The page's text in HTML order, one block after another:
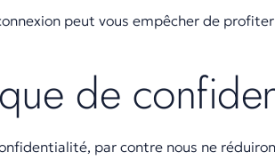
peut vous empêcher de
de
par contre nous ne